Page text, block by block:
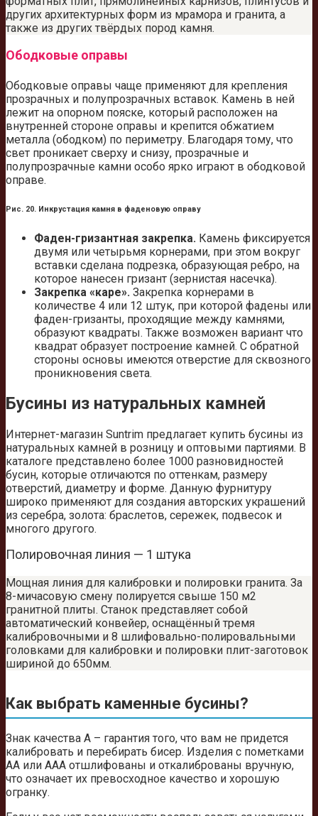
других архитектурных форм из мрамора и гранита, а
также из других твёрдых пород камня.
Ободковые оправы
Ободковые оправы чаще применяют для крепления
прозрачных и полупрозрачных вставок. Камень в ней
лежит на опорном пояске, который расположен на
внутренней стороне оправы и крепится обжатием
металла (ободком) по периметру. Благодаря тому, что
свет проникает сверху и снизу, прозрачные и
полупрозрачные камни особо ярко играют в ободковой
оправе.
Рис. 20. Инкрустация камня в фаденовую оправу
Фаден-гризантная закрепка. Камень фиксируется
двумя или четырьмя корнерами, при этом вокруг
вставки сделана подрезка, образующая ребро, на
которое нанесен гризант (зернистая насечка).
Закрепка «каре». Закрепка корнерами в
количестве 4 или 12 штук, при которой фадены или
фаден-гризанты, проходящие между камнями,
образуют квадраты. Также возможен вариант что
квадрат образует построение камней. С обратной
стороны основы имеются отверстие для сквозного
проникновения света.
Бусины из натуральных камней
Интернет-магазин Suntrim предлагает купить бусины из
натуральных камней в розницу и оптовыми партиями. В
каталоге представлено более 1000 разновидностей
бусин, которые отличаются по оттенкам, размеру
отверстий, диаметру и форме. Данную фурнитуру
широко применяют для создания авторских украшений
из серебра, золота: браслетов, сережек, подвесок и
многого другого.
Полировочная линия — 1 штука
Мощная линия для калибровки и полировки гранита. За
8-мичасовую смену полируется свыше 150 м2
гранитной плиты. Станок представляет собой
автоматический конвейер, оснащённый тремя
калибровочными и 8 шлифовально-полировальными
головками для калибровки и полировки плит-заготовок
шириной до 650мм.
Как выбрать каменные бусины?
Знак качества А – гарантия того, что вам не придется
калибровать и перебирать бисер. Изделия с пометками
АА или ААА отшлифованы и откалиброваны вручную,
что означает их превосходное качество и хорошую
огранку.